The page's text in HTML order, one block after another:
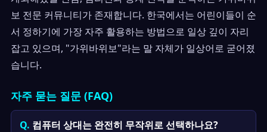
보 전문 커뮤니티가 존재합니다. 한국에서는 어린이들이 순
서 정하기에 가장 자주 활용하는 방법으로 일상 깊이 자리
잡고 있으며, "가위바위보"라는 말 자체가 일상어로 굳어졌
습니다.
자주 묻는 질문 (FAQ)
컴퓨터 상대는 완전히 무작위로 선택하나요?